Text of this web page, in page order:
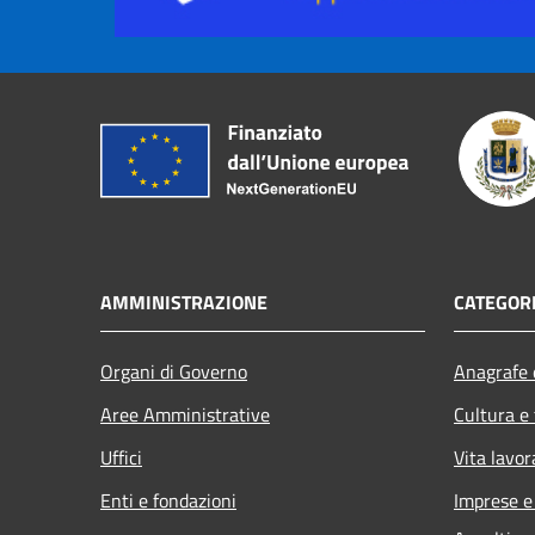
AMMINISTRAZIONE
Organi di Governo
Aree Amministrative
Uffici
Enti e fondazioni
Cultura
Vita
Imprese